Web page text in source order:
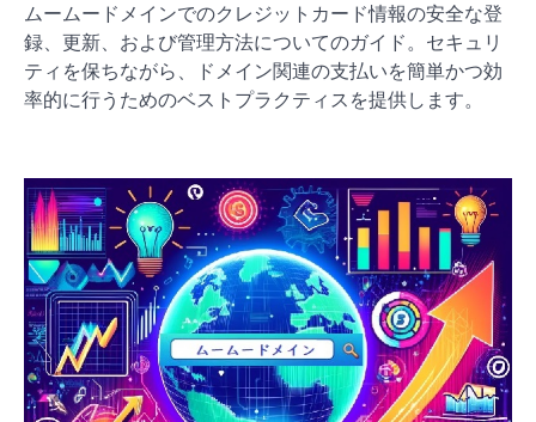
ムームードメインでのクレジットカード情報の安全な登
録、更新、および管理方法についてのガイド。セキュリ
ティを保ちながら、ドメイン関連の支払いを簡単かつ効
率的に行うためのベストプラクティスを提供します。